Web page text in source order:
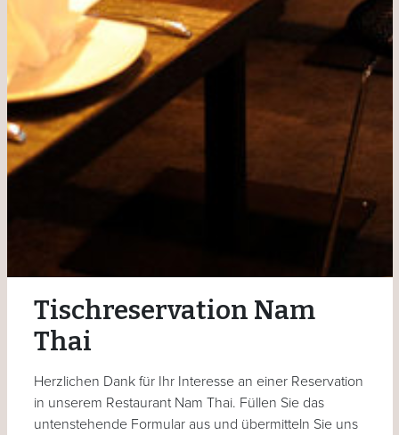
Tischreservation Nam
Thai
Herzlichen Dank für Ihr Interesse an einer Reservation
in unserem Restaurant Nam Thai. Füllen Sie das
untenstehende Formular aus und übermitteln Sie uns